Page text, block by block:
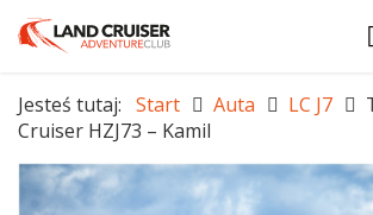
Jesteś tutaj: Start Auta LC J7
Cruiser HZJ73 – Kamil